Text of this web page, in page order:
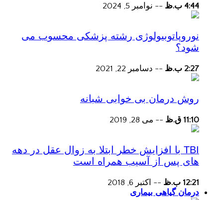
4:44 ب.ظ -- نوامبر 5, 2024
نوروپاتوبیولوژی رشته پزشکی محسوب می
شود؟
2:27 ب.ظ -- دسامبر 22, 2021
روش درمان بی خوابی شبانه
11:10 ق.ظ -- می 28, 2019
TBI با افزایش خطر ابتلا به زوال عقل در دهه
های پس از آسیب همراه است
12:21 ب.ظ -- اکتبر 6, 2018
درمان گیاهی بیماری